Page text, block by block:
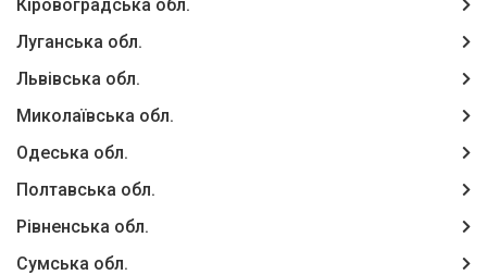
Кіровоградська обл.
Луганська обл.
Львівська обл.
Миколаївська обл.
Одеська обл.
Полтавська обл.
Рівненська обл.
Сумська обл.